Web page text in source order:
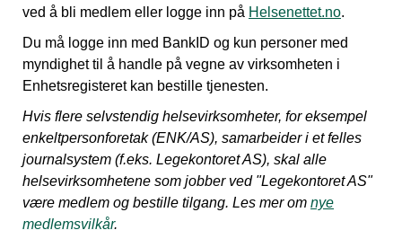
ved å bli medlem eller logge inn på Helsenettet.no.
Du må logge inn med BankID og kun personer med
myndighet til å handle på vegne av virksomheten i
Enhetsregisteret kan bestille tjenesten.
Hvis flere selvstendig helsevirksomheter, for eksempel
enkeltpersonforetak (ENK/AS), samarbeider i et felles
journalsystem (f.eks. Legekontoret AS), skal alle
helsevirksomhetene som jobber ved "Legekontoret AS"
være medlem og bestille tilgang. Les mer om nye
medlemsvilkår.